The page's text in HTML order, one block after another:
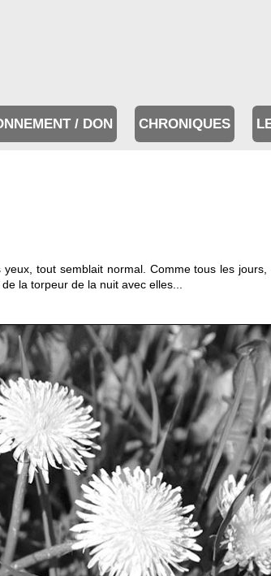
/ DON CHRONIQUES
tout semblait normal. Comme tous les
la torpeur de la nuit avec elles...